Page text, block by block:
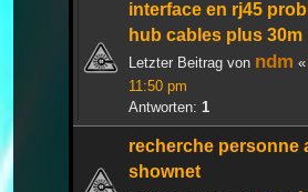
interface en rj45
hub cables plus 30m
Letzter Beitrag von ndm «
11:50 pm
Antworten: 1
recherche personne
shownet